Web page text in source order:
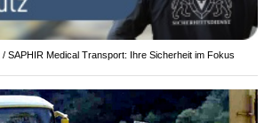
SAPHIR Medical Transport: Ihre Sicherheit im Fokus